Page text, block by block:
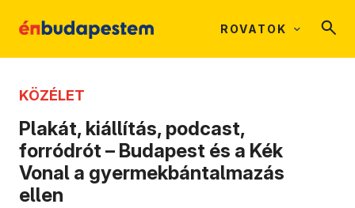
ROVATOK
KÖZÉLET
Plakát, kiállítás, podcast,
forródrót – Budapest és a Kék
Vonal a gyermekbántalmazás
ellen